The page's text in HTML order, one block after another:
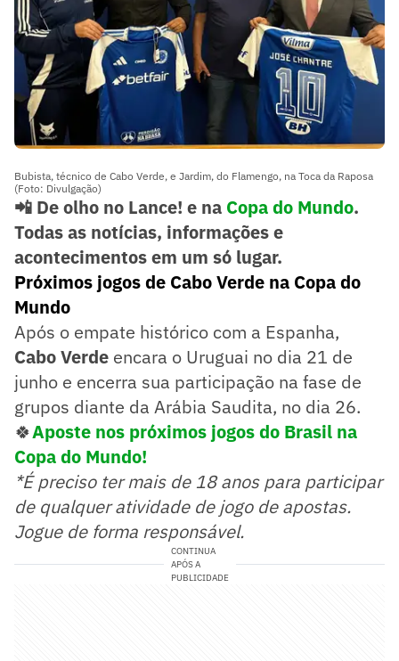
Bubista, técnico de Cabo Verde, e Jardim, do Flamengo, na Toca da Raposa
(Foto: Divulgação)
📲 De olho no Lance! e na Copa do Mundo.
Todas as notícias, informações e
acontecimentos em um só lugar.
Próximos jogos de Cabo Verde na Copa do
Mundo
Após o empate histórico com a Espanha,
Cabo Verde encara o Uruguai no dia 21 de
junho e encerra sua participação na fase de
grupos diante da Arábia Saudita, no dia 26.
🍀Aposte nos próximos jogos do Brasil na
Copa do Mundo!
*É preciso ter mais de 18 anos para participar
de qualquer atividade de jogo de apostas.
Jogue de forma responsável.
CONTINUA
APÓS A
PUBLICIDADE